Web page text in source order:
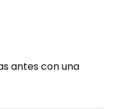
antes con una